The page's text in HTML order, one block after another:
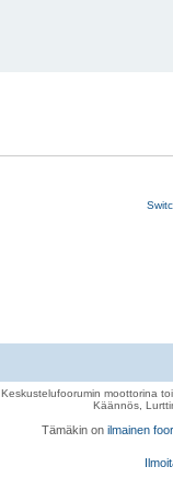
Keskustelufoorumin moottorina
Käännös,
Tämäkin on ilmainen